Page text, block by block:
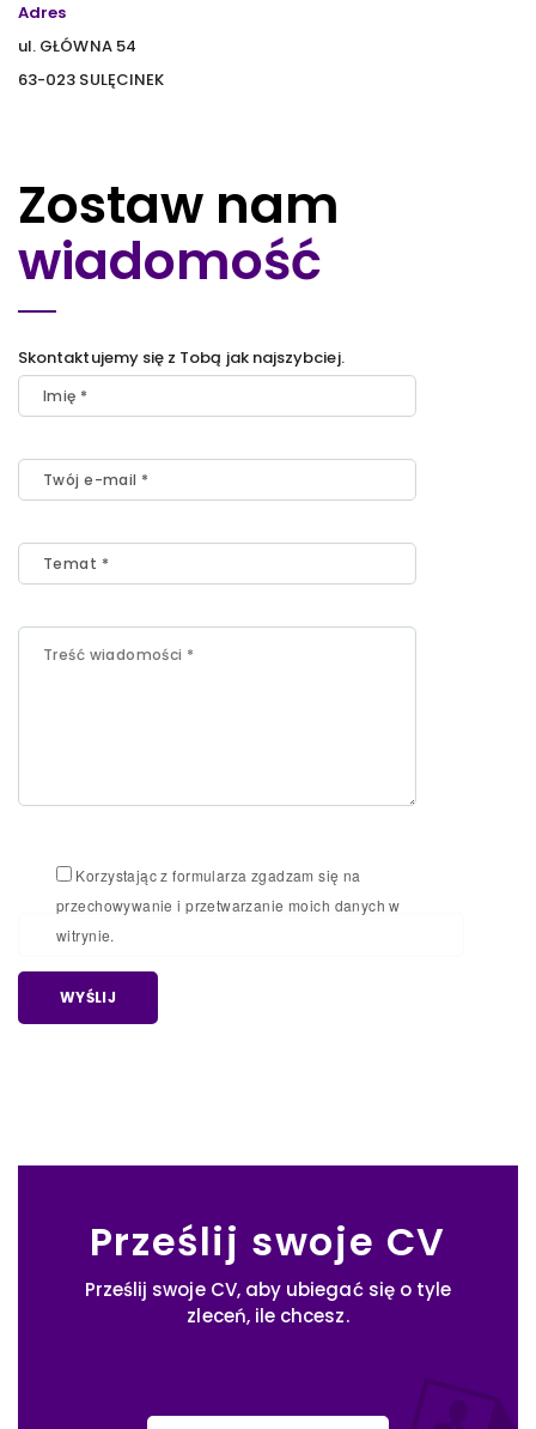
Adres
ul. GŁÓWNA 54
63-023 SULĘCINEK
Zostaw nam
wiadomość
Skontaktujemy się z Tobą jak najszybciej.
Korzystając z formularza zgadzam się na
przechowywanie i przetwarzanie moich danych w
witrynie.
Prześlij swoje CV
Prześlij swoje CV, aby ubiegać się o tyle
zleceń, ile chcesz.